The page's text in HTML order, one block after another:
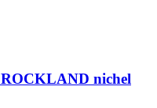
ROCKLAND nichel